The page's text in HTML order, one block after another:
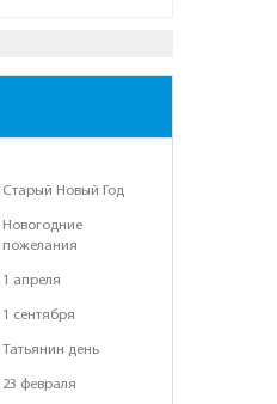
Старый Новый Год
Новогодние
пожелания
1 апреля
1 сентября
Татьянин день
23 февраля